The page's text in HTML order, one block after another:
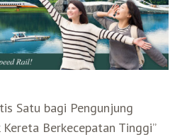
Satu bagi Pengunjung
Berkecepatan Tinggi”